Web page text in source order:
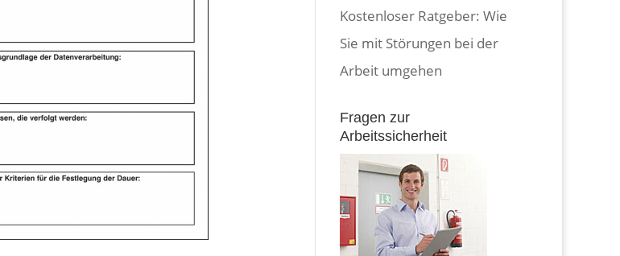
Kostenloser Ratgeber: Wie
Sie mit Störungen bei der
Arbeit umgehen
Fragen zur
Arbeitssicherheit